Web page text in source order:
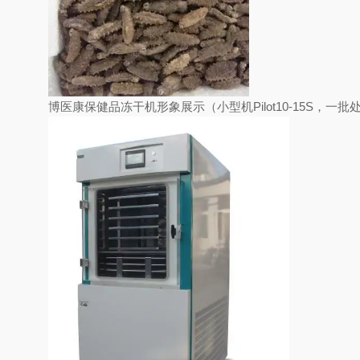
博医康保健品冻干机形象展示（小型机Pilot10-15S，一批